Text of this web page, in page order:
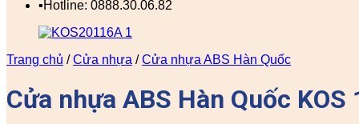
▪️Hotline: 0888.30.06.82
Trang chủ / Cửa nhựa / Cửa nhựa ABS Hàn Quốc
Cửa nhựa ABS Hàn Quốc KOS